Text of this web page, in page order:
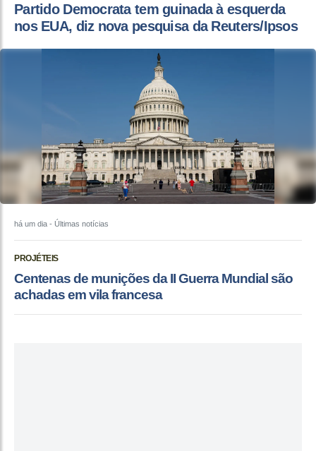
Partido Democrata tem guinada à esquerda
nos EUA, diz nova pesquisa da Reuters/Ipsos
há um dia - Últimas notícias
PROJÉTEIS
Centenas de munições da II Guerra Mundial são
achadas em vila francesa